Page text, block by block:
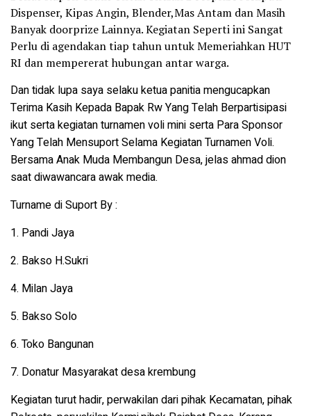
Dispenser, Kipas Angin, Blender,Mas Antam dan Masih
Banyak doorprize Lainnya. Kegiatan Seperti ini Sangat
Perlu di agendakan tiap tahun untuk Memeriahkan HUT
RI dan mempererat hubungan antar warga.
Dan tidak lupa saya selaku ketua panitia mengucapkan
Terima Kasih Kepada Bapak Rw Yang Telah Berpartisipasi
ikut serta kegiatan turnamen voli mini serta Para Sponsor
Yang Telah Mensuport Selama Kegiatan Turnamen Voli.
Bersama Anak Muda Membangun Desa, jelas ahmad dion
saat diwawancara awak media.
Turname di Suport By :
1. Pandi Jaya
2. Bakso H.Sukri
4. Milan Jaya
5. Bakso Solo
6. Toko Bangunan
7. Donatur Masyarakat desa krembung
Kegiatan turut hadir, perwakilan dari pihak Kecamatan, pihak